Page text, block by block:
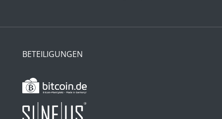
BETEILIGUNGEN